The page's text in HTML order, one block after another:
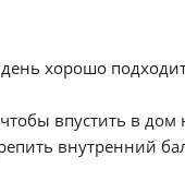
хорошо
впустить в
внутренний